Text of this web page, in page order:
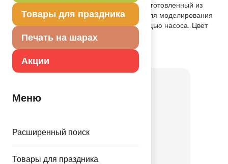
Товары для праздника
Печать на шарах
Акции
Меню
Расширенный поиск
Товары для праздника
Воздушный шар для моделирования, изготовленный из
натурального латекса. Тип хром. Шар для моделирования
необходимо надувать воздухом с помощью насоса. Цвет
красный.
Товар из коллекции